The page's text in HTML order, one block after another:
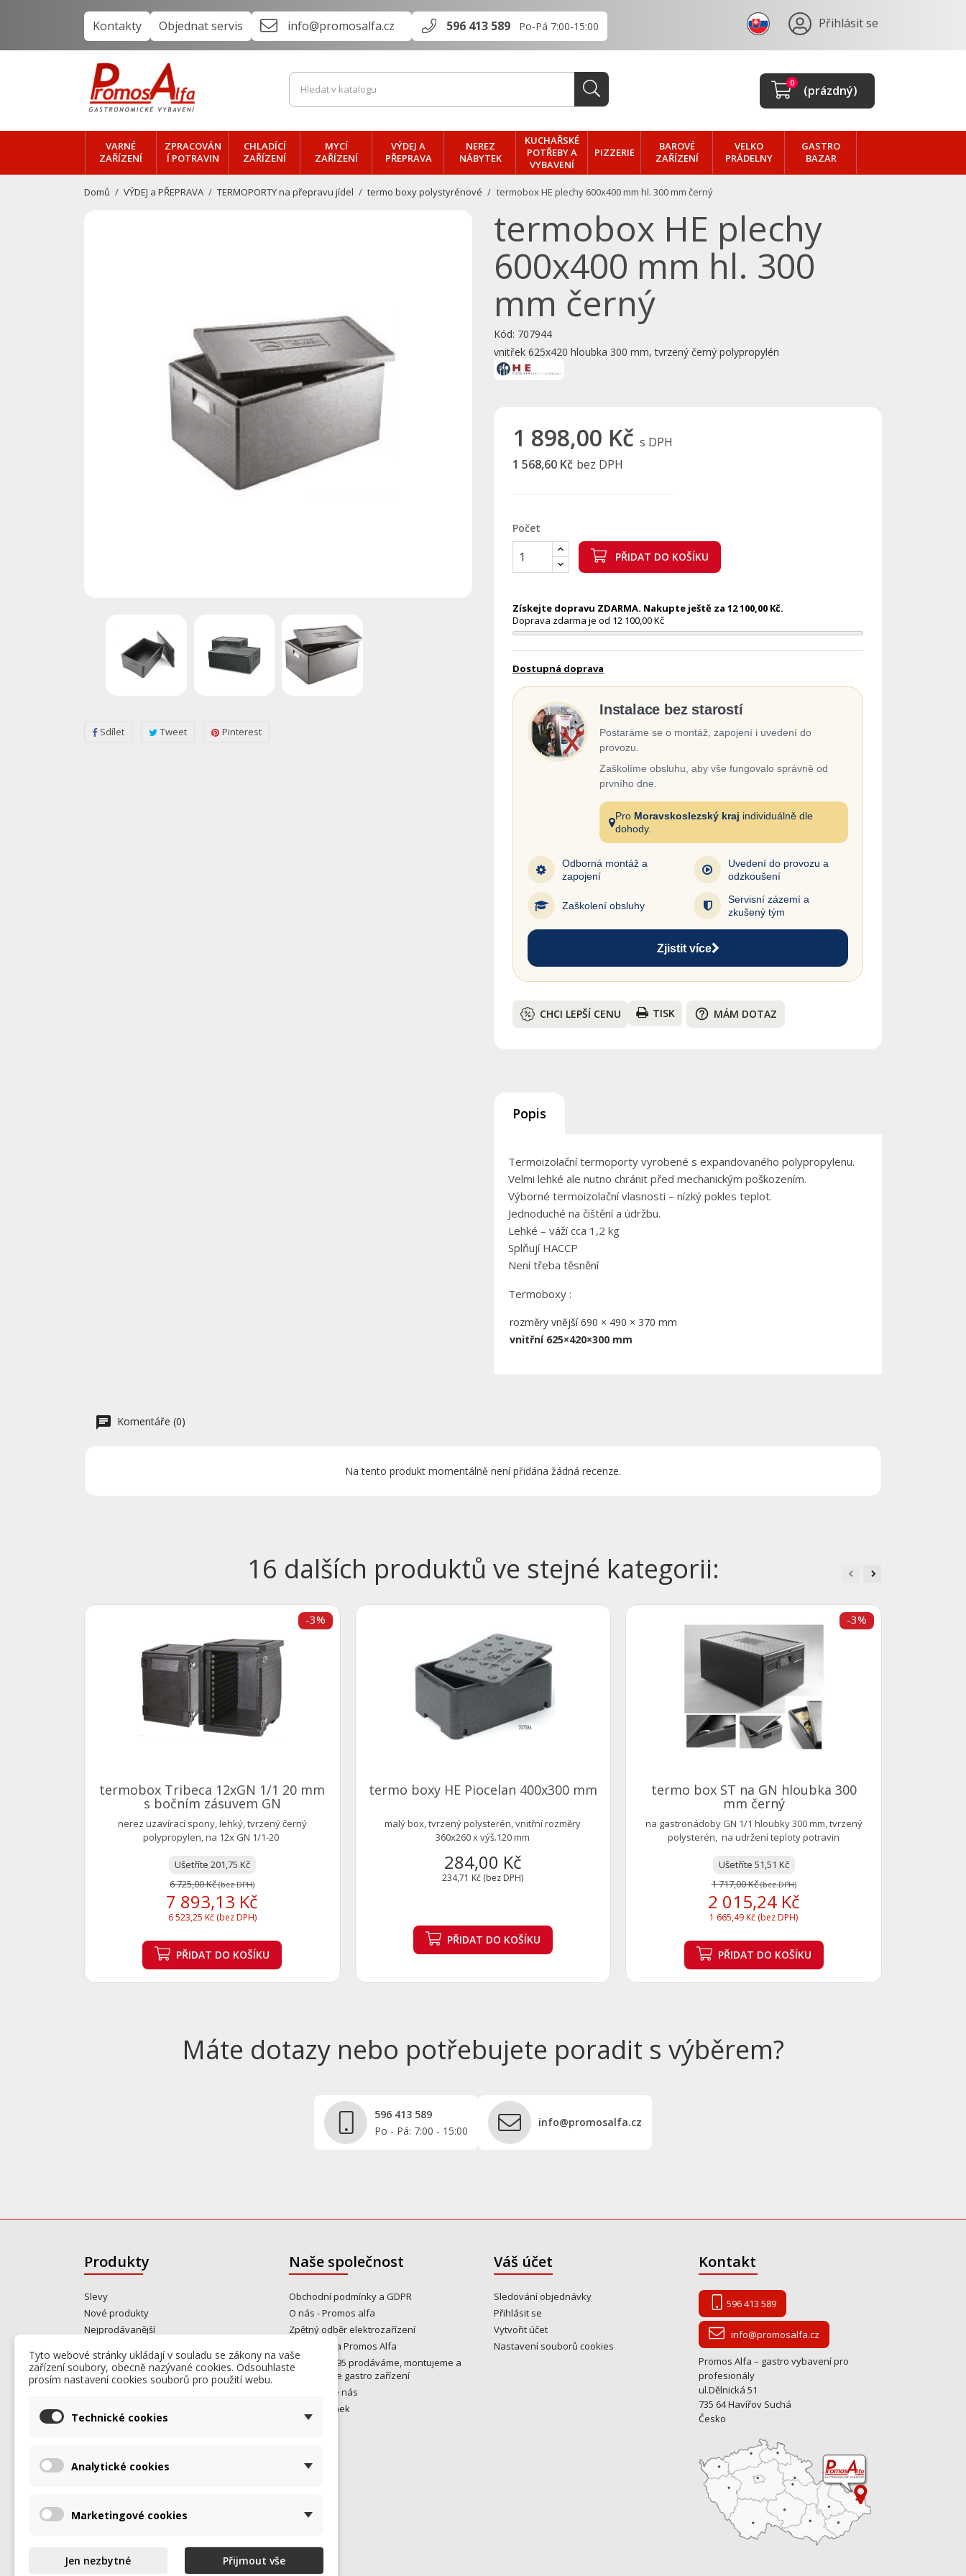
Kontakty Objednat servis info@promosalfa.cz 596 413 589 Po-Pá 7:00-15:00 Přihlásit se
(prázdný)
0
VARNÉ
ZAŘÍZENÍ
ZPRACOVÁN
Í POTRAVIN
CHLADÍCÍ
ZAŘÍZENÍ
MYCÍ
ZAŘÍZENÍ
VÝDEJ A
PŘEPRAVA
NEREZ
NÁBYTEK
KUCHAŘSKÉ
POTŘEBY A
VYBAVENÍ
PIZZERIE
BAROVÉ
ZAŘÍZENÍ
VELKO
PRÁDELNY
GASTRO
BAZAR
Domů VÝDEJ a PŘEPRAVA TERMOPORTY na přepravu jídel termo boxy polystyrénové termobox HE plechy 600x400 mm hl. 300 mm černý
Sdílet Tweet Pinterest
termobox HE plechy
600x400 mm hl. 300
mm černý
Kód: 707944
vnitřek 625x420 hloubka 300 mm, tvrzený černý polypropylén
1 898,00 Kč s DPH
1 568,60 Kč bez DPH
Počet
PŘIDAT DO KOŠÍKU
Získejte dopravu ZDARMA. Nakupte ještě za 12 100,00 Kč.
Doprava zdarma je od 12 100,00 Kč
Dostupná doprava
Instalace bez starostí
Postaráme se o montáž, zapojení i uvedení do
provozu.
Zaškolíme obsluhu, aby vše fungovalo správně od
prvního dne.
Pro Moravskoslezský kraj individuálně dle
dohody.
Odborná montáž a
zapojení
Uvedení do provozu a
odzkoušení
Zaškolení obsluhy
Servisní zázemí a
zkušený tým
Zjistit více
CHCI LEPŠÍ CENU TISK help_outline MÁM DOTAZ
Popis
Termoizolační termoporty vyrobené s expandovaného polypropylenu.
Velmi lehké ale nutno chránit před mechanickým poškozením.
Výborné termoizolační vlasnosti – nízký pokles teplot.
Jednoduché na čištění a údržbu.
Lehké – váží cca 1,2 kg
Splňují HACCP
Není třeba těsnění
Termoboxy :
rozměry vnější 690 × 490 × 370 mm
vnitřní 625×420×300 mm
Komentáře (0)
Na tento produkt momentálně není přidána žádná recenze.
16 dalších produktů ve stejné kategorii:
termobox Tribeca 12xGN 1/1 20 mm
s bočním zásuvem GN
nerez uzavírací spony, lehký, tvrzený černý
polypropylen, na 12x GN 1/1-20
Ušetříte 201,75 Kč
6 725,00 Kč(bez DPH)
-3%
7 893,13 Kč
6 523,25 Kč (bez DPH)
PŘIDAT DO KOŠÍKU
termo boxy HE Piocelan 400x300 mm
malý box, tvrzený polysterén, vnitřní rozměry
360x260 x výš.120 mm
284,00 Kč
234,71 Kč (bez DPH)
PŘIDAT DO KOŠÍKU
termo box ST na GN hloubka 300
mm černý
na gastronádoby GN 1/1 hloubky 300 mm, tvrzený
polysterén, na udržení teploty potravin
Ušetříte 51,51 Kč
1 717,00 Kč(bez DPH)
-3%
2 015,24 Kč
1 665,49 Kč (bez DPH)
PŘIDAT DO KOŠÍKU
Máte dotazy nebo potřebujete poradit s výběrem?
596 413 589
Po - Pá: 7:00 - 15:00
info@promosalfa.cz
Produkty
Slevy
Nové produkty
Nejprodávanější
Naše společnost
Obchodní podmínky a GDPR
O nás - Promos alfa
Zpětný odběr elektrozařízení
Kontakty na Promos Alfa
Od roku 1995 prodáváme, montujeme a
opravujeme gastro zařízení
Kontaktujte nás
Mapa stránek
Váš účet
Sledování objednávky
Přihlásit se
Vytvořit účet
Nastavení souborů cookies
Kontakt
596 413 589
info@promosalfa.cz
Promos Alfa – gastro vybavení pro
profesionály
ul.Dělnická 51
735 64 Havířov Suchá
Česko
Tyto webové stránky ukládají v souladu se zákony na vaše
zařízení soubory, obecně nazývané cookies. Odsouhlaste
prosím nastavení cookies souborů pro použití webu.
Technické cookies
Analytické cookies
Marketingové cookies
Jen nezbytné Přijmout vše